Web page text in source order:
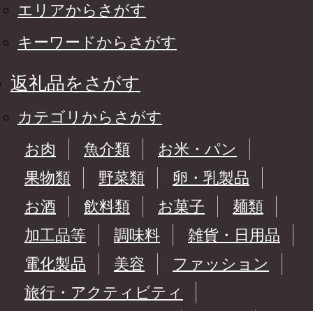
エリアからさがす
キーワードからさがす
返礼品をさがす
カテゴリからさがす
お肉
魚介類
お米・パン
果物類
野菜類
卵・乳製品
お酒
飲料類 お菓子
麺類
加工品等
調味料
雑貨・日用品
電化製品
美容
ファッション
旅行・アクティビティ